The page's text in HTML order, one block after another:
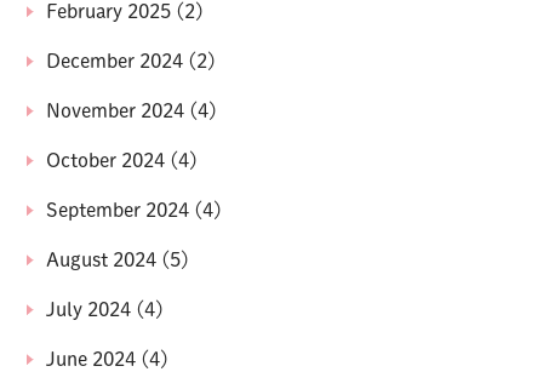
February 2025 (2)
December 2024 (2)
November 2024 (4)
October 2024 (4)
September 2024 (4)
August 2024 (5)
July 2024 (4)
June 2024 (4)